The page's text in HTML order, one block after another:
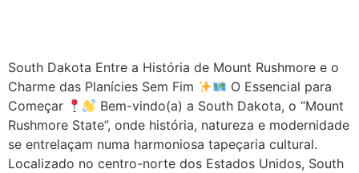
South Dakota Entre a História de Mount Rushmore e o
Charme das Planícies Sem Fim
O Essencial para
Começar
Bem-vindo(a) a South Dakota, o “Mount
Rushmore State”, onde história, natureza e modernidade
se entrelaçam numa harmoniosa tapeçaria cultural.
Localizado no centro-norte dos Estados Unidos, South